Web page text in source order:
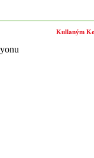
Kullaným